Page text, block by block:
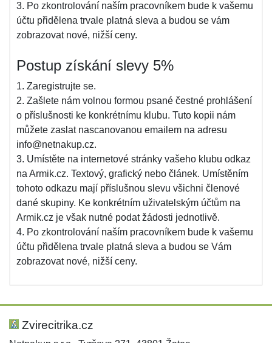
3. Po zkontrolování naším pracovníkem bude k vašemu
účtu přidělena trvale platná sleva a budou se vám
zobrazovat nové, nižší ceny.
Postup získání slevy 5%
1. Zaregistrujte se.
2. Zašlete nám volnou formou psané čestné prohlášení
o příslušnosti ke konkrétnímu klubu. Tuto kopii nám
můžete zaslat nascanovanou emailem na adresu
info@netnakup.cz.
3. Umístěte na internetové stránky vašeho klubu odkaz
na Armik.cz. Textový, grafický nebo článek. Umístěním
tohoto odkazu mají příslušnou slevu všichni členové
dané skupiny. Ke konkrétním uživatelským účtům na
Armik.cz je však nutné podat žádosti jednotlivě.
4. Po zkontrolování naším pracovníkem bude k vašemu
účtu přidělena trvale platná sleva a budou se Vám
zobrazovat nové, nižší ceny.
Zvirecitrika.cz